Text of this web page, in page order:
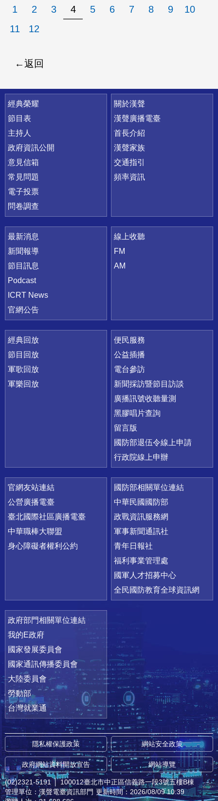
1 2 3 4 5 6 7 8 9
10
11
12
返回
快速連結
經典榮耀
節目表
主持人
政府資訊公開
意見信箱
常見問題
電子投票
問卷調查
關於漢聲
漢聲廣播電臺
首長介紹
漢聲家族
交通指引
頻率資訊
最新消息
新聞報導
節目訊息
Podcast
ICRT News
官網公告
線上收聽
FM
AM
經典回放
節目回放
軍歌回放
軍樂回放
便民服務
公益插播
電台參訪
新聞採訪暨節目訪談
廣播訊號收聽量測
黑膠唱片查詢
留言版
國防部退伍令線上申請
行政院線上申辦
官網友站連結
公營廣播電臺
臺北國際社區廣播電臺
中華職棒大聯盟
身心障礙者權利公約
國防部相關單位連結
中華民國國防部
政戰資訊服務網
軍事新聞通訊社
青年日報社
福利事業管理處
國軍人才招募中心
全民國防教育全球資訊網
政府部門相關單位連結
我的E政府
國家發展委員會
國家通訊傳播委員會
大陸委員會
勞動部
台灣就業通
隱私權保護政策 網站安全政策
政府網站資料開放宣告 網站導覽
(02)2321-5191 │ 100012臺北市中正區信義路一段3號五樓B棟
管理單位：漢聲電臺資訊部門 更新時間：2026/08/09 10:39